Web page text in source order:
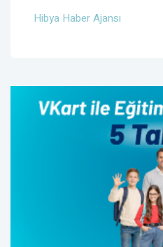
Hibya Haber Ajansı